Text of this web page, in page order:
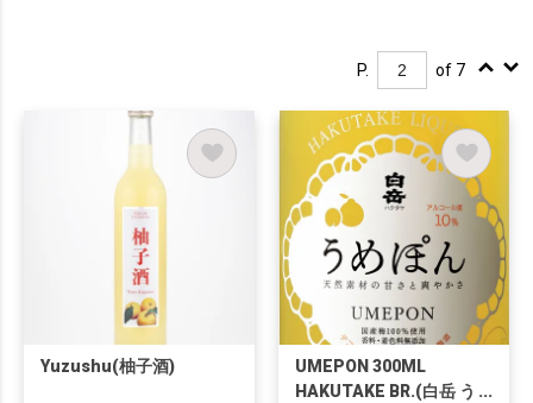
P. of 7
Yuzushu(柚子酒)
UMEPON 300ML
HAKUTAKE BR.(白岳 う